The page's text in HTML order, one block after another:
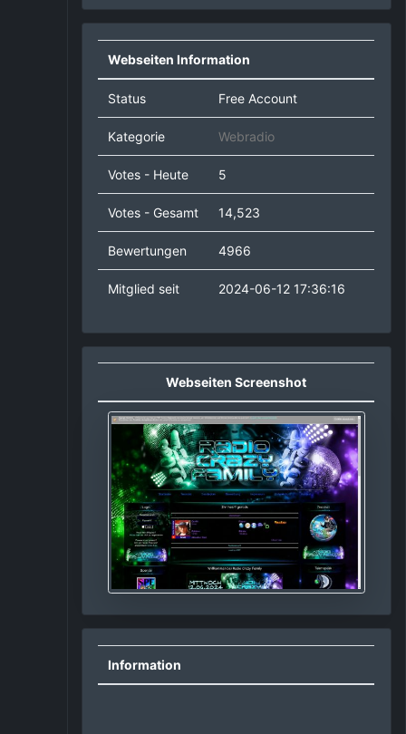
Webseiten Information
Status Free Account
Kategorie Webradio
Votes - Heute 5
Votes - Gesamt 14,523
Bewertungen 4966
Mitglied seit 2024-06-12 17:36:16
Webseiten Screenshot
Information